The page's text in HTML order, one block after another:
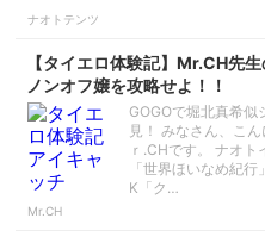
ナオトテンツ
【タイエロ体験記】Mr.CH
ノンオフ嬢を攻略せよ！！
GOGOで堀北真希似
見！ みなさん、こ
ｒ.CHです。 ナオ
「世界ほいなめ紀
K「ク…
Mr.CH